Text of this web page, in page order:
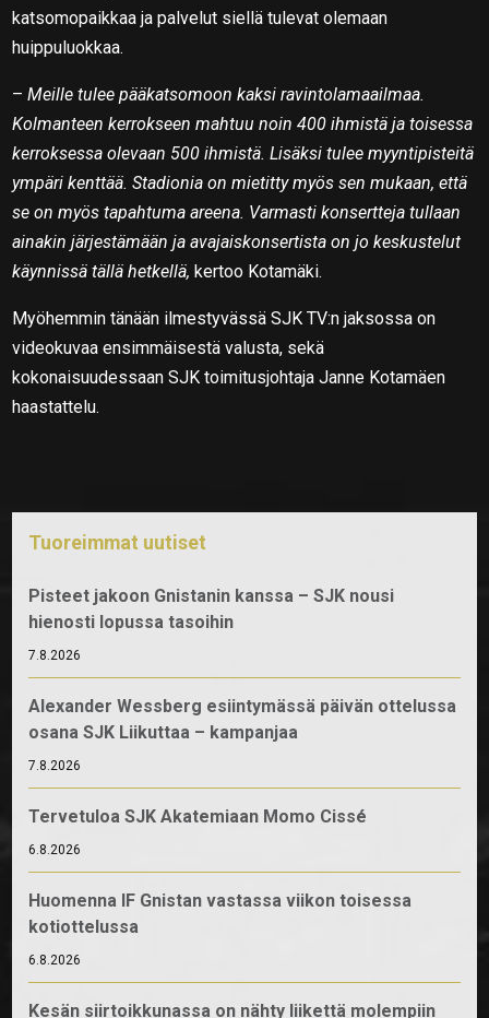
katsomopaikkaa ja palvelut siellä tulevat olemaan
huippuluokkaa.
–Meille tulee pääkatsomoon kaksi ravintolamaailmaa.
Kolmanteen kerrokseen mahtuu noin 400 ihmistä ja toisessa
kerroksessa olevaan 500 ihmistä. Lisäksi tulee myyntipisteitä
ympäri kenttää. Stadionia on mietitty myös sen mukaan, että
se on myös tapahtuma areena. Varmasti konsertteja tullaan
ainakin järjestämään ja avajaiskonsertista on jo keskustelut
käynnissä tällä hetkellä, kertoo Kotamäki.
Myöhemmin tänään ilmestyvässä SJK TV:n jaksossa on
videokuvaa ensimmäisestä valusta, sekä
kokonaisuudessaan SJK toimitusjohtaja Janne Kotamäen
haastattelu.
Tuoreimmat uutiset
Pisteet jakoon Gnistanin kanssa – SJK nousi
hienosti lopussa tasoihin
7.8.2026
Alexander Wessberg esiintymässä päivän ottelussa
osana SJK Liikuttaa – kampanjaa
7.8.2026
Tervetuloa SJK Akatemiaan Momo Cissé
6.8.2026
Huomenna IF Gnistan vastassa viikon toisessa
kotiottelussa
6.8.2026
Kesän siirtoikkunassa on nähty liikettä molempiin